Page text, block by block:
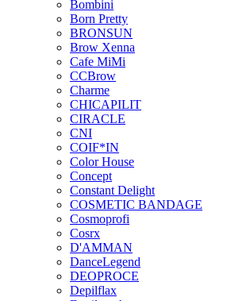
Bombini
Born Pretty
BRONSUN
Brow Xenna
Cafe MiMi
CCBrow
Charme
CHICAPILIT
CIRACLE
CNI
COIF*IN
Color House
Concept
Constant Delight
COSMETIC BANDAGE
Cosmoprofi
Cosrx
D'AMMAN
DanceLegend
DEOPROCE
Depilflax